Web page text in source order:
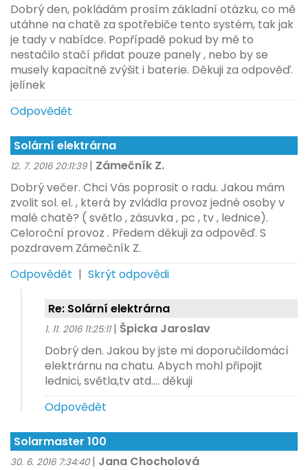
Dobrý den, pokládám prosím základní otázku, co mě
utáhne na chatě za spotřebiče tento systém, tak jak
je tady v nabídce. Popřípadě pokud by mě to
nestačilo stačí přidat pouze panely , nebo by se
musely kapacitně zvýšit i baterie. Děkuji za odpověď.
jelínek
Odpovědět
Solární elektrárna
12. 7. 2016 20:11:39 | Zámečník Z.
Dobrý večer. Chci Vás poprosit o radu. Jakou mám
zvolit sol. el. , která by zvládla provoz jedné osoby v
malé chatě? ( světlo , zásuvka , pc , tv , lednice).
Celoroční provoz . Předem děkuji za odpověď. S
pozdravem Zámečník Z.
Odpovědět | Skrýt odpovědi
Re: Solární elektrárna
1. 11. 2016 11:25:11 | Špicka Jaroslav
Dobrý den. Jakou by jste mi doporučildomácí
elektrárnu na chatu. Abych mohl připojit
lednici, světla,tv atd.... děkuji
Odpovědět
Solarmaster 100
30. 6. 2016 7:34:40 | Jana Chocholová